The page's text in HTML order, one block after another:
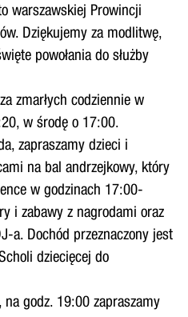
warszawskiej Prowincji
Dziękujemy za modlitwę,
powołania do służby
zmarłych codziennie w
w środę o 17:00.
zapraszamy dzieci i
na bal andrzejkowy, który
w godzinach 17:00-
i zabawy z nagrodami oraz
a. Dochód przeznaczony jest
dziecięcej do
godz. 19:00 zapraszamy